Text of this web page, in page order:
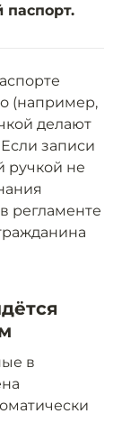
паспорт.
(например,
делают
записи
ручкой не
регламенте
в